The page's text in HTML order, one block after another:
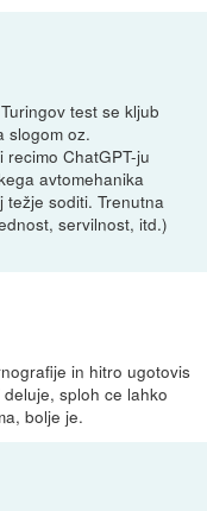
test se kljub
slogom oz.
ChatGPT-ju
avtomehanika
soditi. Trenutna
servilnost, itd.)
in hitro ugotovis
sploh ce lahko
bolje je.